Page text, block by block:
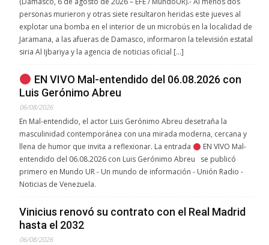
personas murieron y otras siete resultaron heridas este jueves al
explotar una bomba en el interior de un microbús en la localidad de
Jaramana, a las afueras de Damasco, informaron la televisión estatal
siria Al Ijbariya y la agencia de noticias oficial […]
EN VIVO Mal-entendido del 06.08.2026 con
Luis Gerónimo Abreu
06/08/2026
En Mal-entendido, el actor Luis Gerónimo Abreu desetraña la
masculinidad contemporánea con una mirada moderna, cercana y
llena de humor que invita a reflexionar. La entrada
EN VIVO Mal-
entendido del 06.08.2026 con Luis Gerónimo Abreu se publicó
primero en Mundo UR - Un mundo de información - Unión Radio -
Noticias de Venezuela.
Vinicius renovó su contrato con el Real Madrid
hasta el 2032
06/08/2026